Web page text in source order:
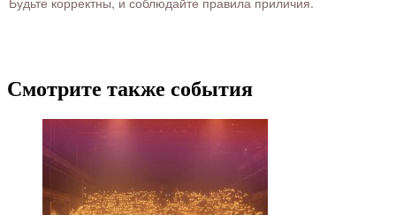
Смотрите также события